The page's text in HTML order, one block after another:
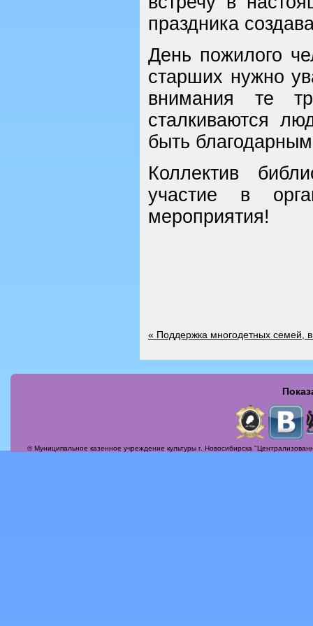
праздника
День пожилого
старших нужно
внимания те
сталкиваются
быть
Коллектив
участие в
мероприятия!
« Поддержка многодетных семей,
© Муниципальное казенное учреждение культуры г. Новосибирска